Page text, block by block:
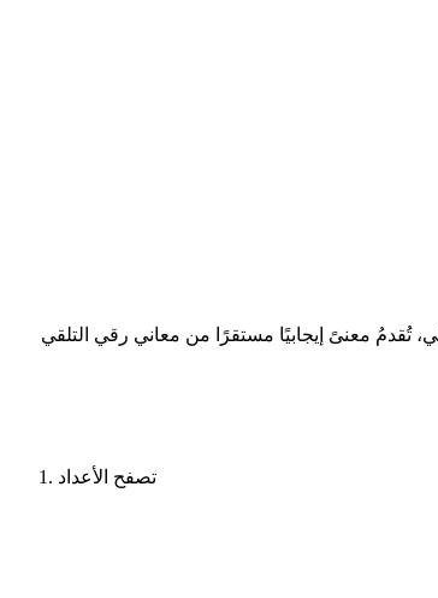
تُقدمُ معنىً إيجابيًا مستقرًا من معاني رقي التلقي
تصفح الأعداد